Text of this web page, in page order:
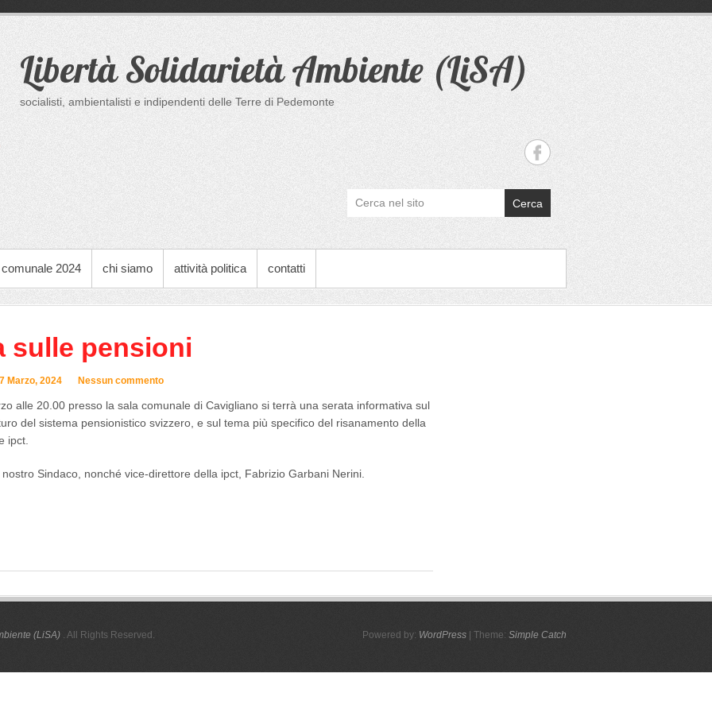
Libertà Solidarietà Ambiente (LiSA)
socialisti, ambientalisti e indipendenti delle Terre di Pedemonte
Cerca
2024 chi siamo attività politica contatti
sulle pensioni
Marzo, 2024 Nessun commento
alle 20.00 presso la sala comunale di Cavigliano si terrà una serata informativa sul
del sistema pensionistico svizzero, e sul tema più specifico del risanamento della
ipct.
Sindaco, nonché vice-direttore della ipct, Fabrizio Garbani Nerini.
(LiSA) . All Rights Reserved. Powered by: WordPress | Theme: Simple Catch